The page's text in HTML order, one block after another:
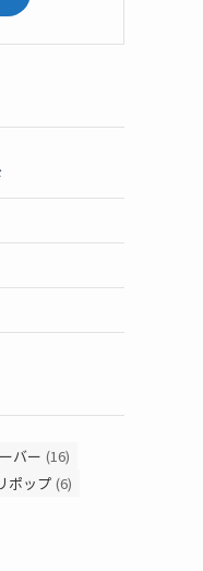
バー (16)
ポップ (6)